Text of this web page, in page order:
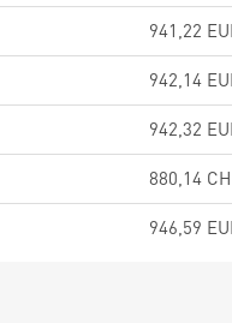
941,22
942,14
942,32
880,14
946,59